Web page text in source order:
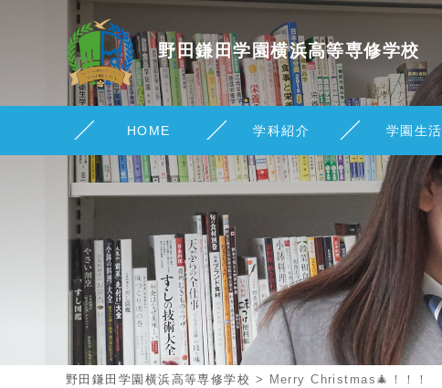
野田鎌田学園横浜高等専修学校
HOME 学科紹介 学園生活
野田鎌田学園横浜高等専修学校 > Merry Christmas🎄！！！